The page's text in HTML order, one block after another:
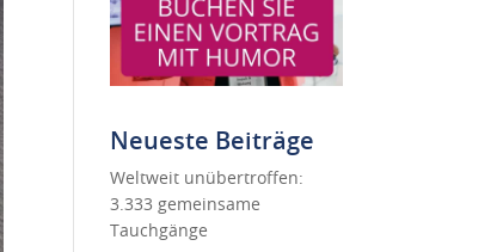
Neueste Beiträge
Weltweit unübertroffen:
3.333 gemeinsame
Tauchgänge